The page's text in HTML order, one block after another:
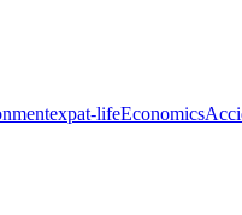
expat-lifeEconomics